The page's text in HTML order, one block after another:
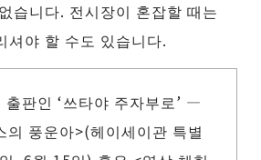
습니다. 전시장이 혼잡할 때는
셔야 할 수도 있습니다.
출판인 ‘쓰타야 주자부로’ ―
의 풍운아>(헤이세이관 특별